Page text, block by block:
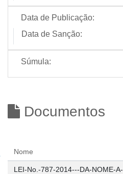
Data de Publicação:
Data de Sanção:
Súmula:
Documentos
Nome
LEI-No.-787-2014---DA-NOME-A-